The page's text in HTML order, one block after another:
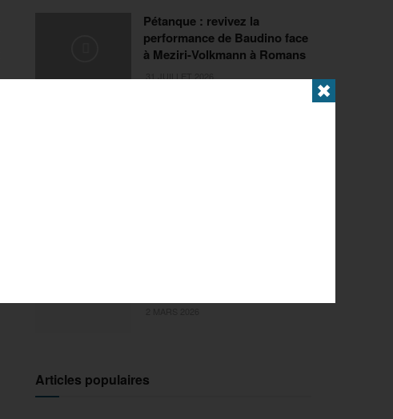
Pétanque : revivez la
performance de Baudino face
à Meziri-Volkmann à Romans
31 JUILLET 2026
Articles populaires
✖